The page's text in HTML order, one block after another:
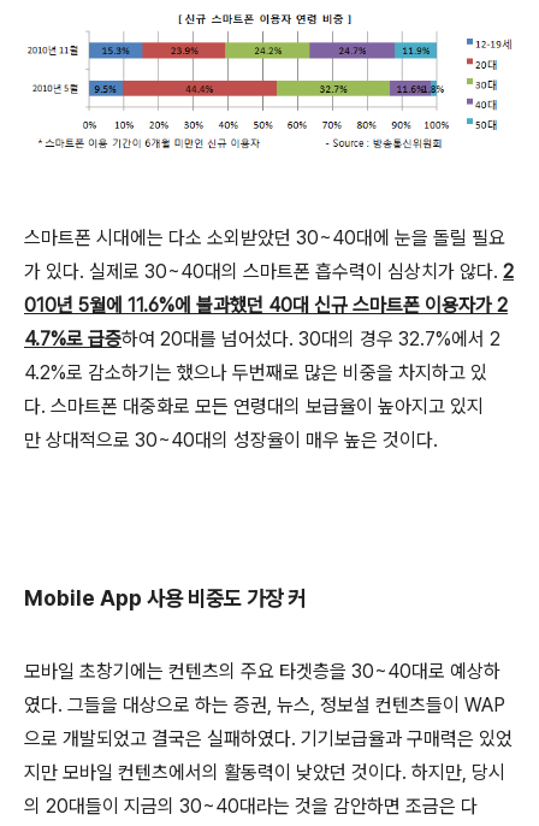
스마트폰 시대에는 다소 소외받았던 30~40대에 눈을 돌릴 필요
가 있다. 실제로 30~40대의 스마트폰 흡수력이 심상치가 않다. 2
010년 5월에 11.6%에 불과했던 40대 신규 스마트폰 이용자가 2
4.7%로 급증하여 20대를 넘어섰다. 30대의 경우 32.7%에서 2
4.2%로 감소하기는 했으나 두번째로 많은 비중을 차지하고 있
다. 스마트폰 대중화로 모든 연령대의 보급율이 높아지고 있지
만 상대적으로 30~40대의 성장율이 매우 높은 것이다.
Mobile App 사용 비중도 가장 커
모바일 초창기에는 컨텐츠의 주요 타겟층을 30~40대로 예상하
였다. 그들을 대상으로 하는 증권, 뉴스, 정보설 컨텐츠들이 WAP
으로 개발되었고 결국은 실패하였다. 기기보급율과 구매력은 있었
지만 모바일 컨텐츠에서의 활동력이 낮았던 것이다. 하지만, 당시
의 20대들이 지금의 30~40대라는 것을 감안하면 조금은 다